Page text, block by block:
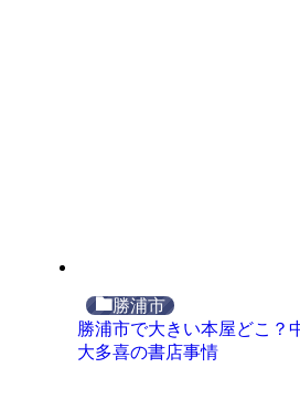
勝浦市
勝浦市で大きい本屋どこ？
大多喜の書店事情